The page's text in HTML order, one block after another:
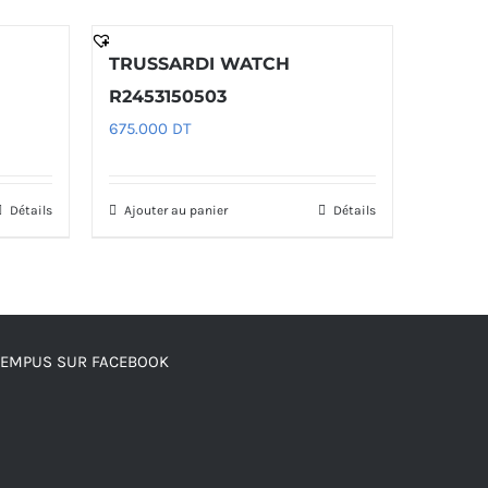
Détails
TRUSSARDI WATCH
R2453150503
675.000 DT
Ajouter au panier Détails
SUR FACEBOOK